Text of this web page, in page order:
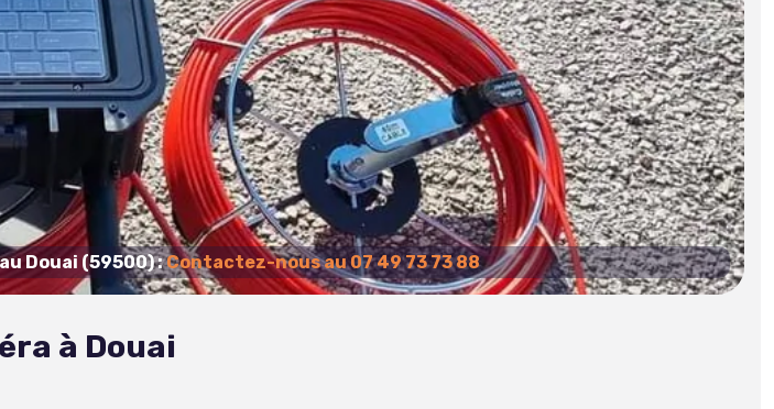
Douai (59500) :Contactez-nous au 07 49 73 73 88
à Douai